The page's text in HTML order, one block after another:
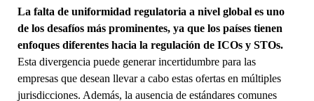
La falta de uniformidad regulatoria a nivel global es uno
de los desafíos más prominentes, ya que los países tienen
enfoques diferentes hacia la regulación de ICOs y STOs.
Esta divergencia puede generar incertidumbre para las
empresas que desean llevar a cabo estas ofertas en múltiples
jurisdicciones. Además, la ausencia de estándares comunes